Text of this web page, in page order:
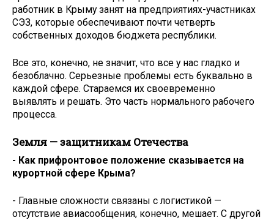
работник в Крыму занят на предприятиях-участниках
СЭЗ, которые обеспечивают почти четверть
собственных доходов бюджета республики.
Все это, конечно, не значит, что все у нас гладко и
безоблачно. Серьезные проблемы есть буквально в
каждой сфере. Стараемся их своевременно
выявлять и решать. Это часть нормального рабочего
процесса.
Земля — защитникам Отечества
- Как прифронтовое положение сказывается на
курортной сфере Крыма?
- Главные сложности связаны с логистикой —
отсутствие авиасообщения, конечно, мешает. С другой